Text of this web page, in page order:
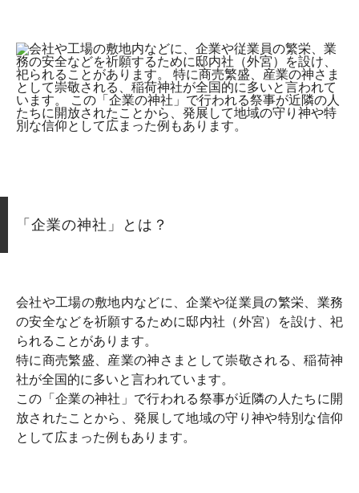
「企業の神社」とは？
会社や工場の敷地内などに、企業や従業員の繁栄、業務
の安全などを祈願するために邸内社（外宮）を設け、祀
られることがあります。
特に商売繁盛、産業の神さまとして崇敬される、稲荷神
社が全国的に多いと言われています。
この「企業の神社」で行われる祭事が近隣の人たちに開
放されたことから、発展して地域の守り神や特別な信仰
として広まった例もあります。